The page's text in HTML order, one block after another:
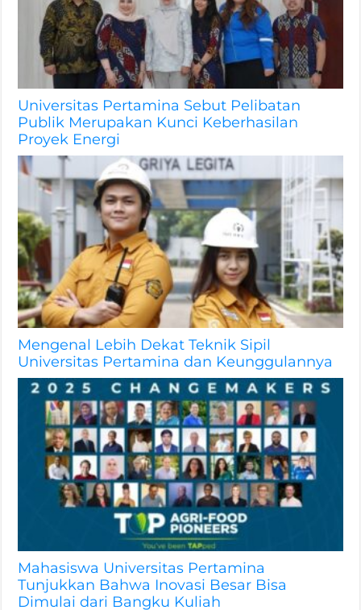
Universitas Pertamina Sebut Pelibatan
Publik Merupakan Kunci Keberhasilan
Proyek Energi
Mengenal Lebih Dekat Teknik Sipil
Universitas Pertamina dan Keunggulannya
Mahasiswa Universitas Pertamina
Tunjukkan Bahwa Inovasi Besar Bisa
Dimulai dari Bangku Kuliah